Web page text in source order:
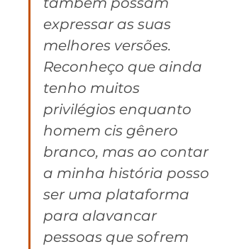
expressar as suas
melhores versões.
Reconheço que ainda
tenho muitos
privilégios enquanto
homem cis gênero
branco, mas ao contar
a minha história posso
ser uma plataforma
para alavancar
pessoas que sofrem